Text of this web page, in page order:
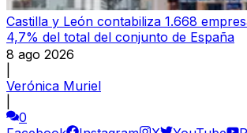
Castilla y León contabiliza 1.668
4,7% del total del conjunto de España
8 ago 2026
Verónica Muriel
0